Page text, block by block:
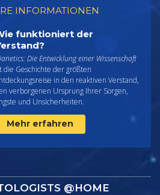
INFORMATIONEN
funktioniert der
Die Entwicklung einer Wissenschaft
die Geschichte der größten
in den reaktiven Verstand,
verborgenen Ursprung Ihrer Sorgen,
und Unsicherheiten.
Mehr erfahren
@HOME